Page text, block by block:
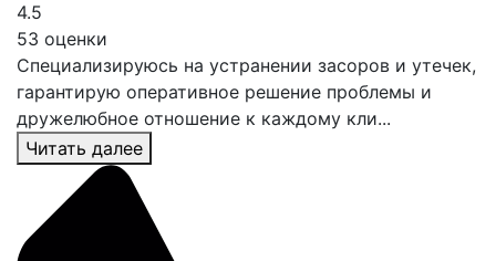
4.5
53 оценки
Специализируюсь на устранении засоров и утечек,
гарантирую оперативное решение проблемы и
дружелюбное отношение к каждому кли...
Читать далее